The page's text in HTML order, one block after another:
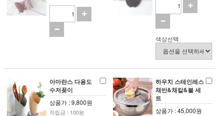
색상선택
아마란스 다용도
수저꽂이
상품가 : 9,800원
적립금 : 100원
하우치 스테인레스
채반&채칼&볼 세
트
상품가 : 45,000원